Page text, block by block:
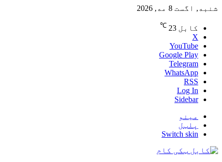
شنبه, اگست 8 مه, 2026
کابل 23
℃
X
YouTube
Google Play
Telegram
WhatsApp
RSS
Log In
Sidebar
مینو
پلټل
Switch skin